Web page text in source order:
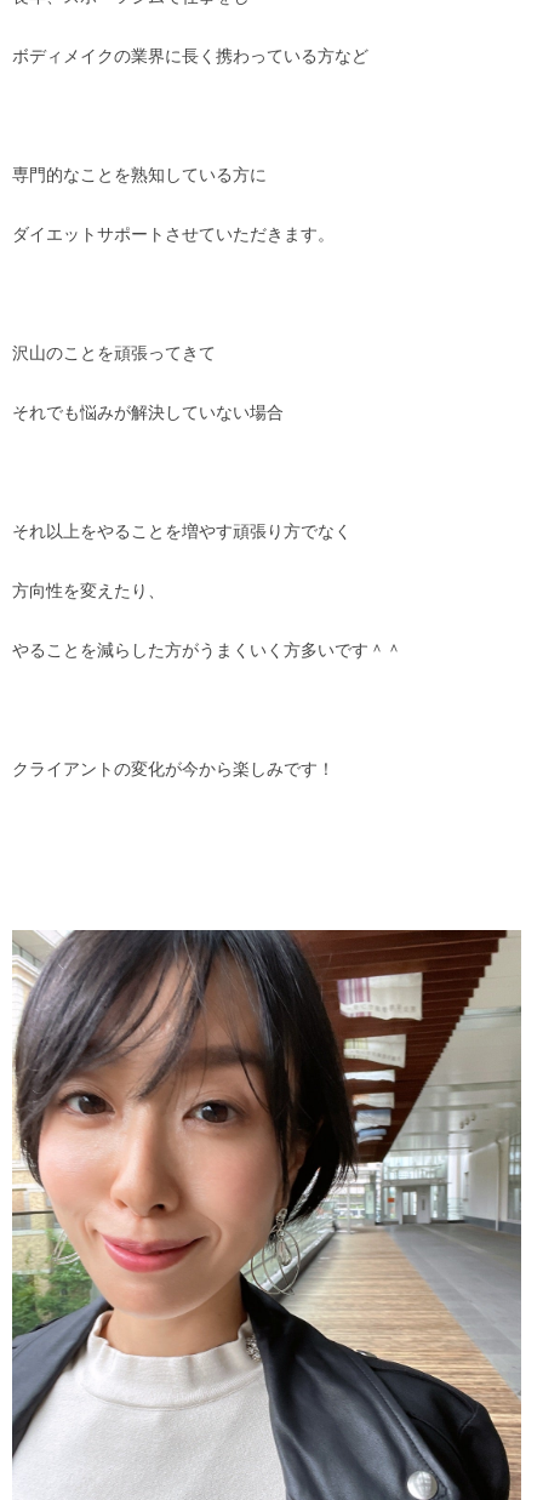
ボディメイクの業界に長く携わっている方など
専門的なことを熟知している方に
ダイエットサポートさせていただきます。
沢山のことを頑張ってきて
それでも悩みが解決していない場合
それ以上をやることを増やす頑張り方でなく
方向性を変えたり、
やることを減らした方がうまくいく方多いです＾＾
クライアントの変化が今から楽しみです！